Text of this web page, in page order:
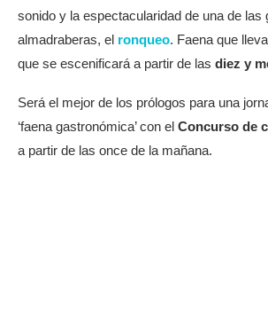
sonido y la espectacularidad de una de las
almadraberas, el ronqueo. Faena que
que se escenificará a partir de las diez y
Será el mejor de los prólogos para una
‘faena gastronómica’ con el Concurso de
a partir de las once de la mañana.